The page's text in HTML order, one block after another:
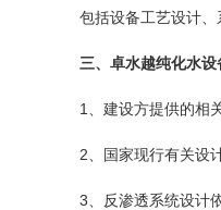
包括设备工艺设计
三、卓水越纯化水设
1、建设方提供的相
2、国家现行有关设
3、反渗透系统设计